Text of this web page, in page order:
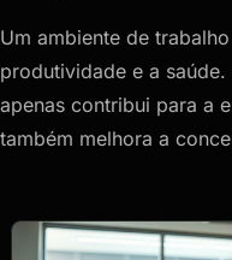
Um ambiente de
produtividade e a
apenas contribui para a
também melhora a